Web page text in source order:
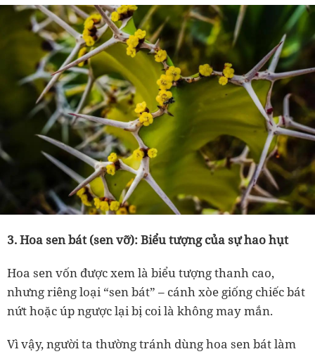
3. Hoa sen bát (sen vỡ): Biểu tượng của sự hao hụt
Hoa sen vốn được xem là biểu tượng thanh cao,
nhưng riêng loại “sen bát” – cánh xòe giống chiếc bát
nứt hoặc úp ngượclại bị coi là không may mắn.
Vì vậy, người ta thườngtránh dùng hoa sen bát làm